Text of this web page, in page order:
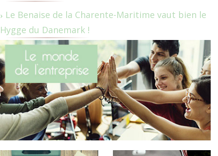
Le Benaise de la Charente-Maritime vaut bien le
Hygge du Danemark !